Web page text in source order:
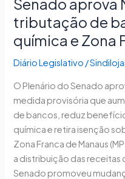
Senado aprova
tributação de
química e Zona
Diário Legislativo /
O Plenário do Senado
medida provisória que
de bancos, reduz
química e retira isenção
Zona Franca de Manaus
a distribuição das receitas
Senado promoveu